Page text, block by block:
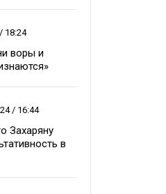
18:24
воры и
/ 16:44
Захаряну
в